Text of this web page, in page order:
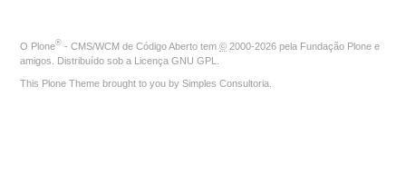
O Plone® - CMS/WCM de Código Aberto tem © 2000-2026 pela Fundação Plone e
amigos. Distribuído sob a Licença GNU GPL
This Plone Theme brought to you by Simples Consultoria